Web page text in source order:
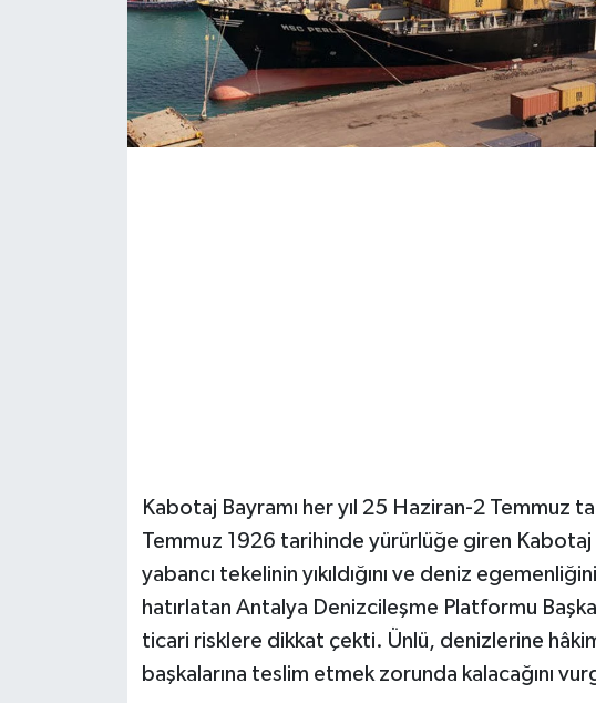
Kabotaj Bayramı her yıl 25 Haziran-2 Temmuz
Temmuz 1926 tarihinde yürürlüğe giren Kabotaj
yabancı tekelinin yıkıldığını ve deniz
hatırlatan Antalya Denizcileşme Platformu
ticari risklere dikkat çekti. Ünlü, denizlerine
başkalarına teslim etmek zorunda kalacağını
Kültür ve Sanat
Sivil Toplum